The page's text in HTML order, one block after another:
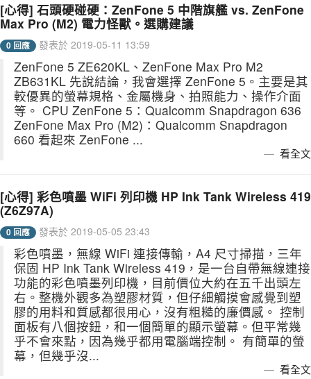
[心得] 石頭硬碰硬：ZenFone 5 中階旗艦 vs. ZenFone
Max Pro (M2) 電力怪獸。選購建議
0 回應 發表於 2019-05-11 13:59
ZenFone 5 ZE620KL、ZenFone Max Pro M2
ZB631KL 先說結論，我會選擇 ZenFone 5。主要是其
較優異的螢幕規格、金屬機身、拍照能力、操作介面
等。 CPU ZenFone 5：Qualcomm Snapdragon 636
ZenFone Max Pro (M2)：Qualcomm Snapdragon
660 看起來 ZenFone ...
看全文
[心得] 彩色噴墨 WiFi 列印機 HP Ink Tank Wireless 419
(Z6Z97A)
0 回應 發表於 2019-05-05 23:43
彩色噴墨，無線 WiFi 連接傳輸，A4 尺寸掃描，三年
保固 HP Ink Tank Wireless 419，是一台自帶無線連接
功能的彩色噴墨列印機，目前價位大約在五千出頭左
右。整機外觀多為塑膠材質，但仔細觸摸會感覺到塑
膠的用料和質感都很用心，沒有粗糙的廉價感。 控制
面板有八個按鈕，和一個簡單的顯示螢幕。但平常幾
乎不會來點，因為幾乎都用電腦端控制。 有簡單的螢
幕，但幾乎沒...
看全文